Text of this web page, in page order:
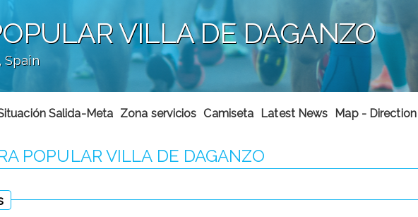
VILLA DE DAGANZO
Spain
Salida-Meta Zona servicios Camiseta Latest News Map - Direction
POPULAR VILLA DE DAGANZO